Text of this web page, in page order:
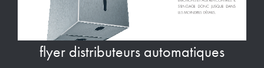
flyer distributeurs automatiques